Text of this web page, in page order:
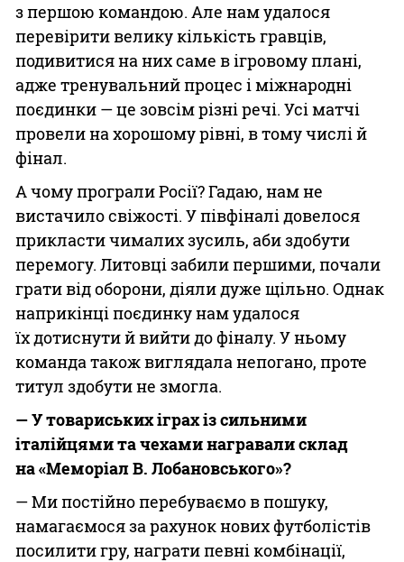
з першою командою. Але нам удалося
перевірити велику кількість гравців,
подивитися на них саме в ігровому плані,
адже тренувальний процес і міжнародні
поєдинки — це зовсім різні речі. Усі матчі
провели на хорошому рівні, в тому числі й
фінал.
А чому програли Росії? Гадаю, нам не
вистачило свіжості. У півфіналі довелося
прикласти чималих зусиль, аби здобути
перемогу. Литовці забили першими, почали
грати від оборони, діяли дуже щільно. Однак
наприкінці поєдинку нам удалося
їх дотиснути й вийти до фіналу. У ньому
команда також виглядала непогано, проте
титул здобути не змогла.
— У товариських іграх із сильними
італійцями та чехами награвали склад
на «Меморіал В. Лобановського»?
— Ми постійно перебуваємо в пошуку,
намагаємося за рахунок нових футболістів
посилити гру, награти певні комбінації,